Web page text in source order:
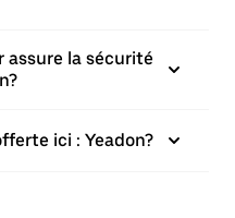
assure la sécurité
ici : Yeadon?